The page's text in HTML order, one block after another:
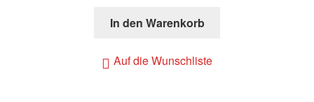
In den Warenkorb
Auf die Wunschliste